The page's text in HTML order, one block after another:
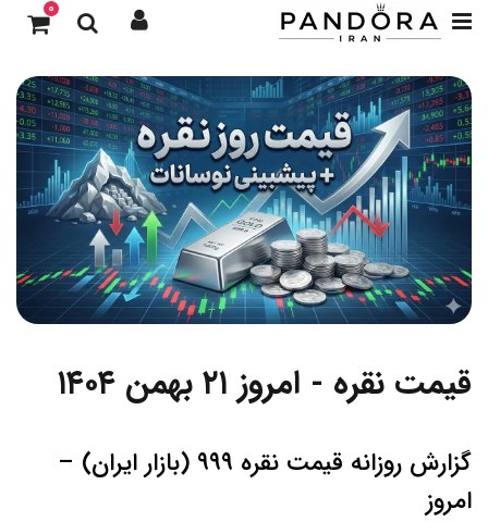
0
قیمت نقره - امروز ۲۱ بهمن ۱۴۰۴
گزارش روزانه قیمت نقره ۹۹۹ (بازار ایران) –
امروز